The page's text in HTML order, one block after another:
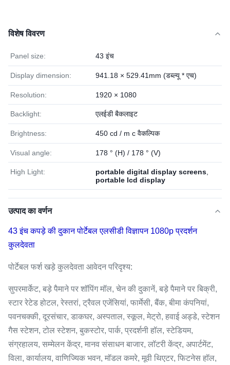
विशेष विवरण
Panel size: 43 इंच
Display dimension: 941.18 × 529.41mm (डब्ल्यू * एच)
Resolution: 1920 × 1080
Backlight: एलईडी बैकलाइट
Brightness: 450 cd / m c वैकल्पिक
Visual angle: 178 ° (H) / 178 ° (V)
High Light: portable digital display screens
portable lcd display
उत्पाद का वर्णन
43 इंच कपड़े की दुकान पोर्टेबल एलसीडी विज्ञापन 1080p प्रदर्शन
कुलदेवता
पोर्टेबल फर्श खड़े कुलदेवता आवेदन परिदृश्य:
सुपरमार्केट, बड़े पैमाने पर शॉपिंग मॉल, चेन की दुकानें, बड़े पैमाने पर बिक्री,
स्टार रेटेड होटल, रेस्तरां, ट्रैवल एजेंसियां, फार्मेसी, बैंक, बीमा कंपनियां,
पवनचक्की, दूरसंचार, डाकघर, अस्पताल, स्कूल, मेट्रो, हवाई अड्डे, स्टेशन
गैस स्टेशन, टोल स्टेशन, बुकस्टोर, पार्क, प्रदर्शनी हॉल, स्टेडियम,
संग्रहालय, सम्मेलन केंद्र, मानव संसाधन बाजार, लॉटरी केंद्र, अपार्टमेंट,
विला, कार्यालय, वाणिज्यिक भवन, मॉडल कमरे, मूवी थिएटर, फिटनेस हॉल,